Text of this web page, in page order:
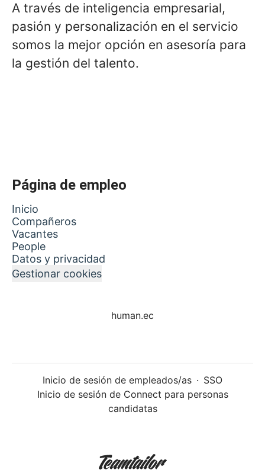
A través de inteligencia empresarial,
pasión y personalización en el servicio
somos la mejor opción en asesoría para
la gestión del talento.
Página de empleo
Inicio
Compañeros
Vacantes
People
Datos y privacidad
Gestionar cookies
human.ec
Inicio de sesión de empleados/as · SSO
Inicio de sesión de Connect para personas
candidatas